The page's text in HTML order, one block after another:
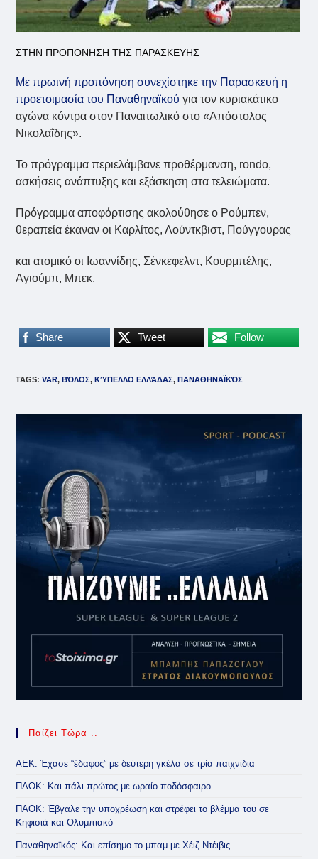
ΣΤΗΝ ΠΡΟΠΟΝΗΣΗ ΤΗΣ ΠΑΡΑΣΚΕΥΗΣ
Με πρωινή προπόνηση συνεχίστηκε την Παρασκευή η
προετοιμασία του Παναθηναϊκού για τον κυριακάτικο
αγώνα κόντρα στον Παναιτωλικό στο «Απόστολος
Νικολαΐδης».
Το πρόγραμμα περιελάμβανε προθέρμανση, rondo,
ασκήσεις ανάπτυξης και εξάσκηση στα τελειώματα.
Πρόγραμμα αποφόρτισης ακολούθησε ο Ρούμπεν,
θεραπεία έκαναν οι Καρλίτος, Λούντκβιστ, Πούγγουρας
και ατομικό οι Ιωαννίδης, Σένκεφελντ, Κουρμπέλης,
Αγιούμπ, Μπεκ.
Share Tweet Follow
TAGS:VAR, ΒΌΛΟΣ, ΚΎΠΕΛΛΟ ΕΛΛΆΔΑΣ, ΠΑΝΑΘΗΝΑΪΚΌΣ
Παίζει Τώρα ..
ΑΕΚ: Έχασε “έδαφος” με δεύτερη γκέλα σε τρία παιχνίδια
ΠΑΟΚ: Και πάλι πρώτος με ωραίο ποδόσφαιρο
ΠΑΟΚ: Έβγαλε την υποχρέωση και στρέφει το βλέμμα του σε
Κηφισιά και Ολυμπιακό
Παναθηναϊκός: Και επίσημο το μπαμ με Χέιζ Ντέιβις